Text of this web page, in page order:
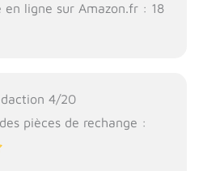
en ligne sur Amazon.fr : 18
4/20
pièces de rechange :